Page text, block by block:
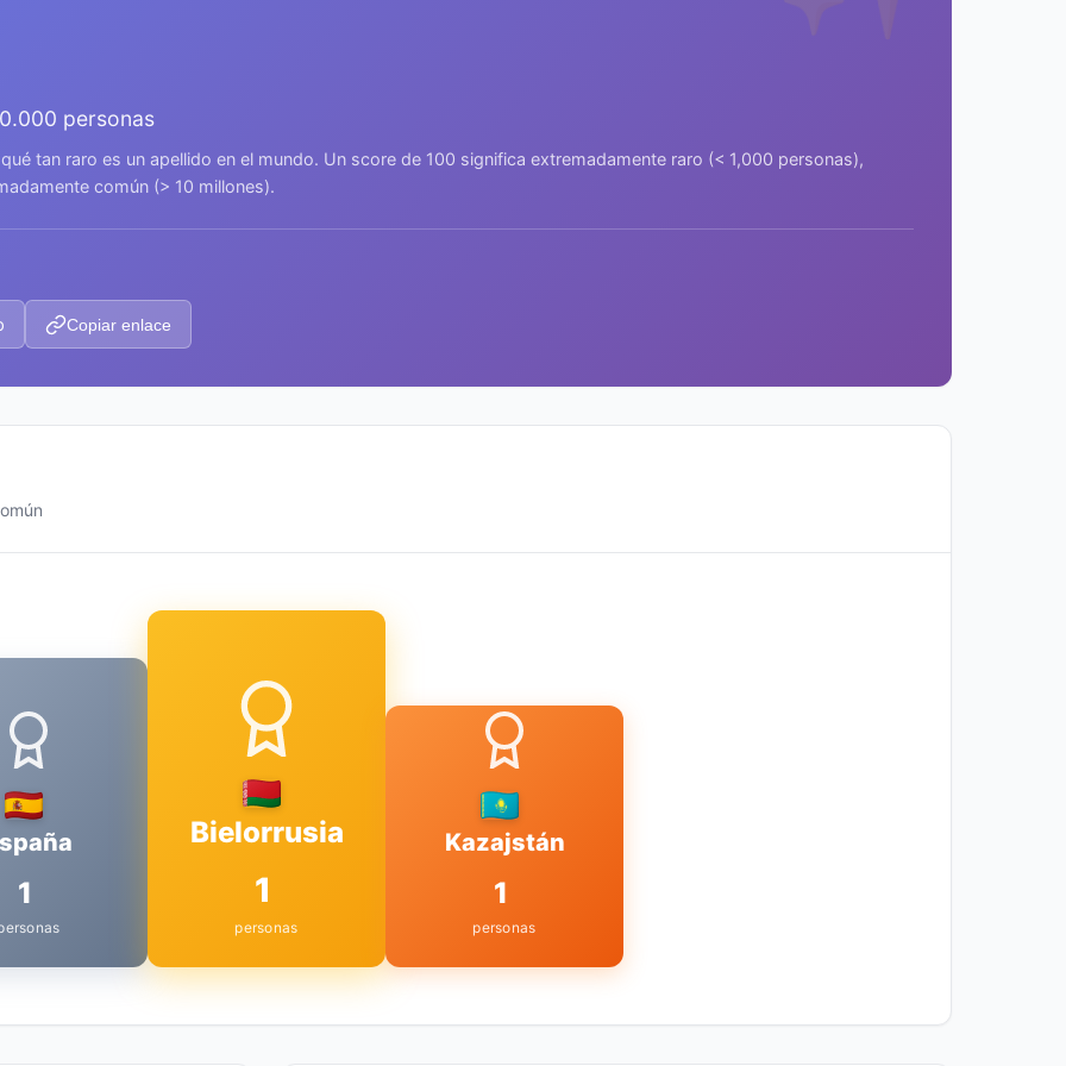
personas
tan raro es un apellido en el mundo. Un score de 100 significa extremadamente raro (< 1,000 personas),
común (> 10 millones).
Copiar enlace
1
Bielorrusia
1
personas
Kazajstán
1
personas